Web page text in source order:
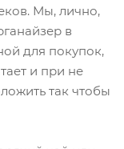
Мы, лично,
в
для покупок,
и при не
так чтобы